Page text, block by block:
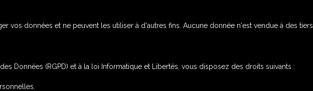
vos données et ne peuvent les utiliser à d'autres fins. Aucune donnée n'est vendue à des tiers.
Données (RGPD) et à la loi Informatique et Libertés, vous disposez des droits suivants :